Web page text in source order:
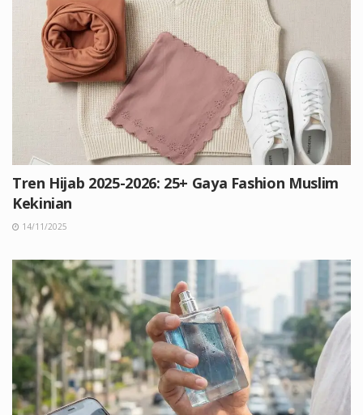
Tren Hijab 2025-2026: 25+ Gaya Fashion Muslim
Kekinian
14/11/2025